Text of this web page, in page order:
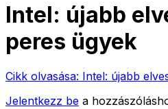
Intel: újabb
peres ügyek
Cikk olvasása: Intel: újabb
Jelentkezz be a